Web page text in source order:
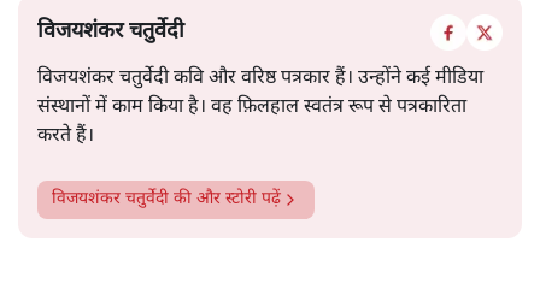
विजयशंकर चतुर्वेदी
विजयशंकर चतुर्वेदी कवि और वरिष्ठ पत्रकार हैं। उन्होंने कई मीडिया
संस्थानों में काम किया है। वह फ़िलहाल स्वतंत्र रूप से पत्रकारिता
करते हैं।
विजयशंकर चतुर्वेदी की और स्टोरी पढ़ें